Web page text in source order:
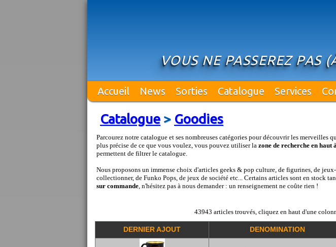
VOUS NE PASSEREZ PAS
Accueil News Sorties Catalogue Services
Catalogue> Goodies
Parcourez notre catalogue et ses nombreuses catégories pour découvrir les merveilles
plus précise de ce que vous voulez, vous pouvez utiliser la zone de recherche en haut
permettent de filtrer le catalogue.
Nous proposons un immense choix d'articles geeks & pop culture, de figurines, de
collectionner, de Funko Pops, de jeux de société etc... Certains articles sont en stock
sur commande, n'hésitez pas à nous demander : un renseignement ne coûte rien !
43943 articles trouvés, cliquez en haut d'une
DERNIER AJOUT DENOMINATION